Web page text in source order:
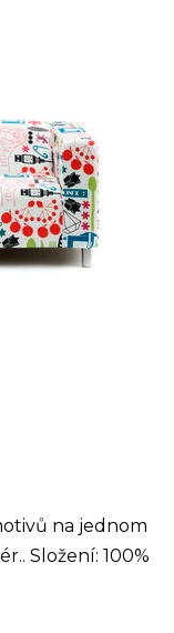
na jednom
Složení: 100%